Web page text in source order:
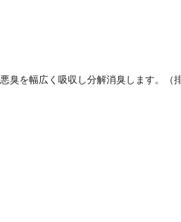
を幅広く吸収し分解消臭します。（